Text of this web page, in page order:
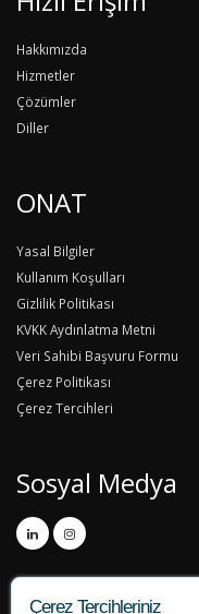
Hakkımızda
Hizmetler
Çözümler
Diller
ONAT
Yasal Bilgiler
Kullanım Koşulları
Gizlilik Politikası
KVKK Aydınlatma Metni
Veri Sahibi Başvuru Formu
Çerez Politikası
Çerez Tercihleri
Sosyal Medya
Çerez Tercihleriniz